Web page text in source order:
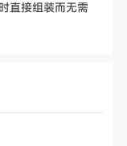
直接组装而无需